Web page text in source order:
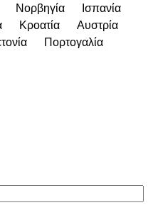
Νορβηγία
Ισπανία
Κροατία
Αυστρία
Πορτογαλία